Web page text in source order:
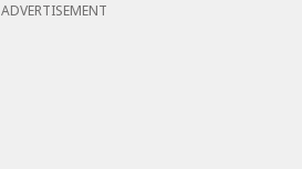
ADVERTISEMENT